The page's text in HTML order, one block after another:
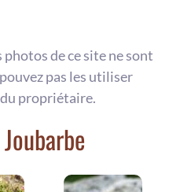
de ce site ne sont
pas les utiliser
propriétaire.